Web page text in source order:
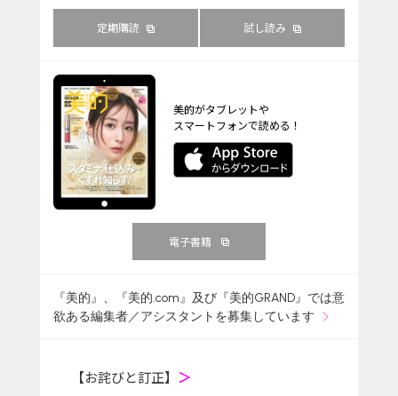
定期購読 試し読み
美的がタブレットや
スマートフォンで読める！
電子書籍
『美的』、『美的.com』及び『美的GRAND』では意
欲ある編集者／アシスタントを募集しています
【お詫びと訂正】 ＞